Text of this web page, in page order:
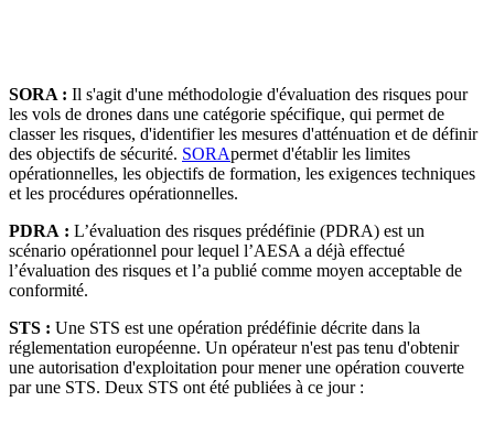
SORA : Il s'agit d'une méthodologie d'évaluation des risques pour
les vols de drones dans une catégorie spécifique, qui permet de
classer les risques, d'identifier les mesures d'atténuation et de définir
des objectifs de sécurité. SORApermet d'établir les limites
opérationnelles, les objectifs de formation, les exigences techniques
et les procédures opérationnelles.
PDRA : L’évaluation des risques prédéfinie (PDRA) est un
scénario opérationnel pour lequel l’AESA a déjà effectué
l’évaluation des risques et l’a publié comme moyen acceptable de
conformité.
STS : Une STS est une opération prédéfinie décrite dans la
réglementation européenne. Un opérateur n'est pas tenu d'obtenir
une autorisation d'exploitation pour mener une opération couverte
par une STS. Deux STS ont été publiées à ce jour :